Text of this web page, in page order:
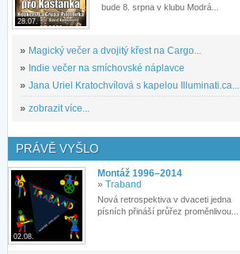
28.07.
bude 8. srpna v klubu Modrá...
» Magický večer a dvojitý křest na Cargo...
» Indie večer na smíchovské náplavce
» Jana Uriel Kratochvílová s kapelou Illuminati.ca...
» zobrazit více...
PRÁVĚ VYŠLO
02.08.
Montáž 1996–2014
» Traband
Nová retrospektiva v dvaceti jedna
písních přináší průřez proměnlivou...